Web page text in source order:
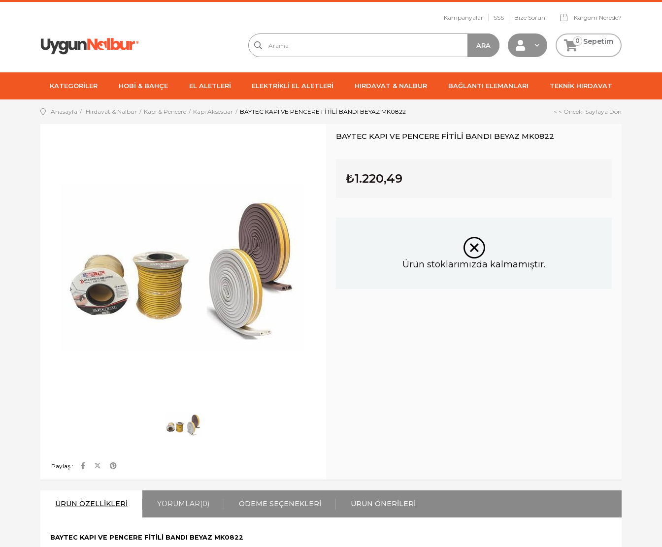
Kampanyalar SSS Bize Sorun Kargom Nerede?
Sepetim
0
KATEGORİLER HOBİ & BAHÇE EL ALETLERİ ELEKTRİKLİ EL ALETLERİ HIRDAVAT & NALBUR BAĞLANTI ELEMANLARI TEKNİK HIRDAVAT
Anasayfa Hırdavat & Nalbur Kapı & Pencere Kapı Aksesuar BAYTEC KAPI VE PENCERE FİTİLİ BANDI BEYAZ MK0822 < < Önceki Sayfaya Dön
Paylaş :
BAYTEC KAPI VE PENCERE FİTİLİ BANDI BEYAZ MK0822
₺1.220,49
Ürün stoklarımızda kalmamıştır.
ÜRÜN ÖZELLIKLERI YORUMLAR(0) ÖDEME SEÇENEKLERI ÜRÜN ÖNERILERI
BAYTEC KAPI VE PENCERE FİTİLİ BANDI BEYAZ MK0822